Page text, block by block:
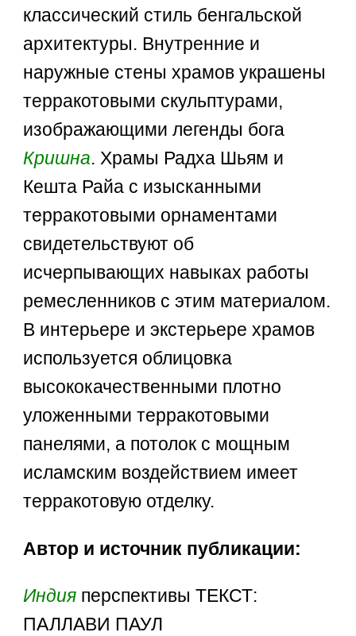
классический стиль бенгальской
архитектуры. Внутренние и
наружные стены храмов украшены
терракотовыми скульптурами,
изображающими легенды бога
Кришна. Храмы Радха Шьям и
Кешта Райа с изысканными
терракотовыми орнаментами
свидетельствуют об
исчерпывающих навыках работы
ремесленников с этим материалом.
В интерьере и экстерьере храмов
используется облицовка
высококачественными плотно
уложенными терракотовыми
панелями, а потолок с мощным
исламским воздействием имеет
терракотовую отделку.
Автор и источник публикации:
Индия перспективы ТЕКСТ:
ПАЛЛАВИ ПАУЛ